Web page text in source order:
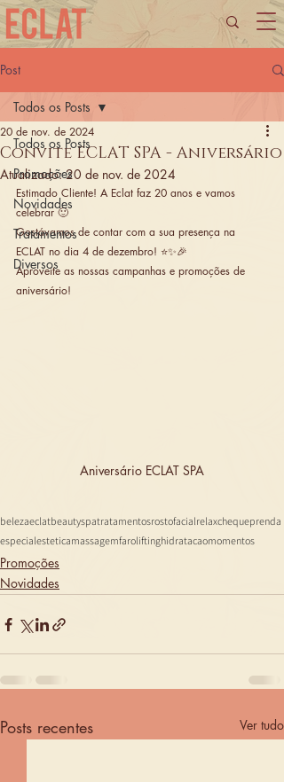
Post
Todos os Posts
Promoções
Novidades
Tratamentos
Diversos
Todos os Posts
Convite ECLAT SPA - Aniversário
20 de nov. de 2024
Atualizado:20 de nov. de 2024
Estimado Cliente! A Eclat faz 20 anos e vamos
celebrar 🙂
Gostávamos de contar com a sua presença na
ECLAT no dia 4 de dezembro! ⭐✨🎉
Aproveite as nossas campanhas e promoções de
aniversário!
Aniversário ECLAT SPA
belezaeclatbeautyspatratamentosrostofacialrelaxchequeprenda
especialesteticamassagemfaroliftinghidratacaomomentos
Promoções
Novidades
Posts recentes Ver tudo